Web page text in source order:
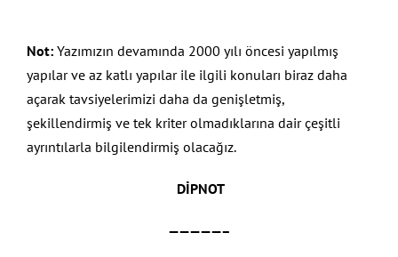
Not:Yazımızın devamında 2000 yılı öncesi yapılmış
yapılar ve az katlı yapılar ile ilgili konuları biraz daha
açarak tavsiyelerimizi daha da genişletmiş,
şekillendirmiş ve tek kriter olmadıklarına dair çeşitli
ayrıntılarla bilgilendirmiş olacağız.
DİPNOT
—————–